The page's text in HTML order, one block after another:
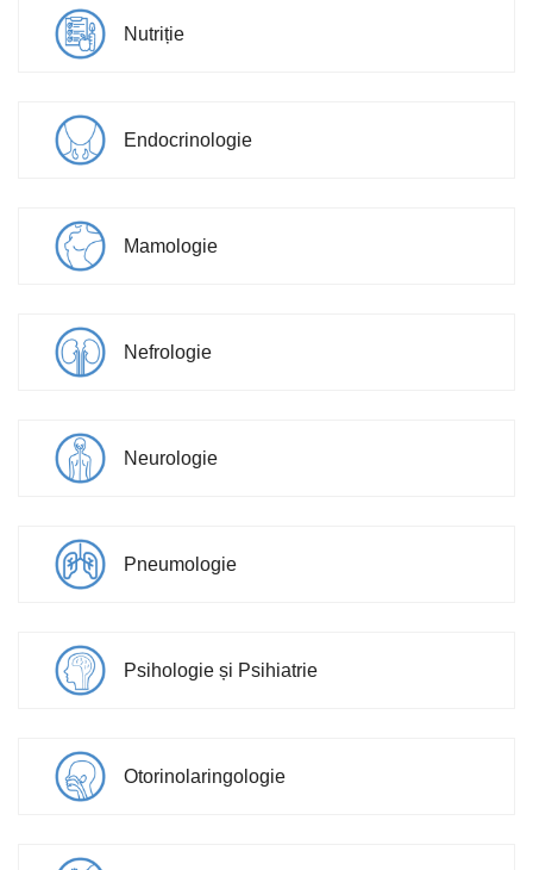
Nutriție
Endocrinologie
Mamologie
Nefrologie
Neurologie
Pneumologie
Psihologie și Psihiatrie
Otorinolaringologie